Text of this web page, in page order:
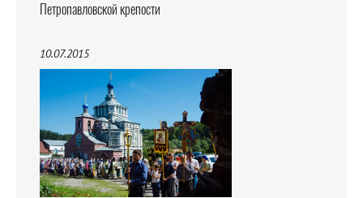
Петропавловской крепости
10.07.2015